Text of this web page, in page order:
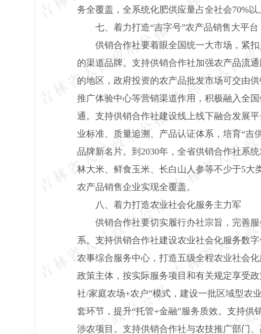
务全覆盖，全系统化肥供应量占全社会70%以
七、着力打造“吉字号”农产品销售大平台
供销合作社要着眼全国统一大市场，紧
的渠道品牌。支持供销合作社加强农产品流
的地区，政府投资的农产品批发市场可交由
推广体验中心等营销渠道作用，积极融入全
通。支持供销合作社建设线上线下融合发展
业标准、质量追溯、产品认证体系，培育“吉
品牌新名片。到 2030年，全省供销合作社系
林大米、鲜食玉米、长白山人参等不少于5大
农产品销售企业实现全覆盖。
八、着力打造农业社会化服务主力军
供销合作社要切实履行办社宗旨，完善
系。支持供销合作社建设农业社会化服务数
农事综合服务中心，打造五级全程农业社会
政策主体，按实际服务项目和有关规定享受
社/家庭农场+农户”模式，建设一批区域型农
套环节，提升“托管+金融”服务质效。支持供
涉农项目。支持供销合作社与农技推广部门